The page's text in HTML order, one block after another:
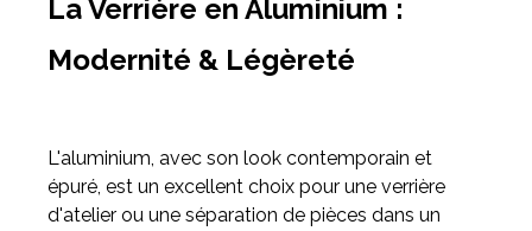
La Verrière en Aluminium :
Modernité & Légèreté
L'aluminium, avec son look contemporain et
épuré, est un excellent choix pour une verrière
d'atelier ou une séparation de pièces dans un